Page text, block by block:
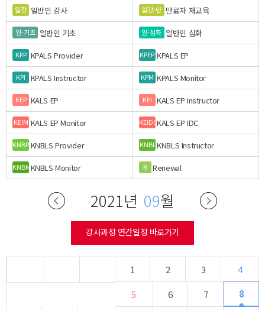
일강 일반인 강사 일강-만 만료자 재교육
일-기초 일반인 기초 일-심화 일반인 심화
KPP KPALS Provider KPEP KPALS EP
KPI KPALS Instructor KPM KPALS Monitor
KEP KALS EP KEI KALS EP Instructor
KEIM KALS EP Monitor KEIDCKALS EP IDC
KNBPKNBLS Provider KNBI KNBLS Instructor
KNBMKNBLS Monitor R Renewal
2021년 09월
강사과정 연간일정 바로가기
1 2 3
4
5
6 7 8